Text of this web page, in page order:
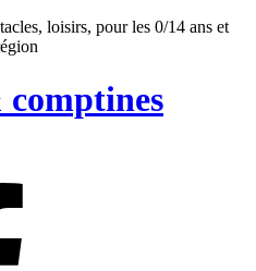
loisirs, pour les 0/14 ans et